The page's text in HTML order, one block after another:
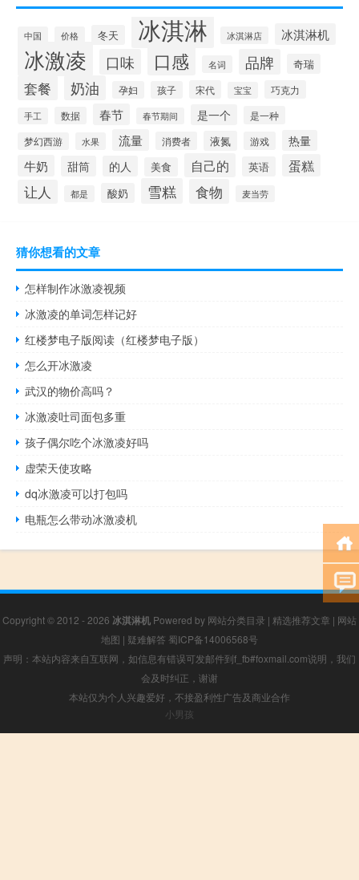
中国 价格 冬天 冰淇淋 冰淇淋店 冰淇淋机
冰激凌 口味 口感 名词 品牌 奇瑞
套餐 奶油 孕妇 孩子 宋代 宝宝 巧克力
手工 数据 春节 春节期间 是一个 是一种
梦幻西游 水果 流量 消费者 液氮 游戏 热量
牛奶 甜筒 的人 美食 自己的 英语 蛋糕
让人 都是 酸奶 雪糕 食物 麦当劳
猜你想看的文章
怎样制作冰激凌视频
冰激凌的单词怎样记好
红楼梦电子版阅读（红楼梦电子版）
怎么开冰激凌
武汉的物价高吗？
冰激凌吐司面包多重
孩子偶尔吃个冰激凌好吗
虚荣天使攻略
dq冰激凌可以打包吗
电瓶怎么带动冰激凌机
Copyright © 2012 - 2026 冰淇淋机 Powered by 网站分类目录 | 精选推荐文章 | 网站
地图 | 疑难解答 蜀ICP备14006568号
声明：本站内容来自互联网，如信息有错误可发邮件到f_fb#foxmail.com说明，我们
会及时纠正，谢谢
本站仅为个人兴趣爱好，不接盈利性广告及商业合作
小男孩